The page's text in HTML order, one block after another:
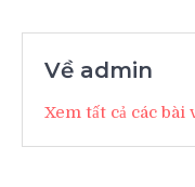
Về admin
Xem tất cả các